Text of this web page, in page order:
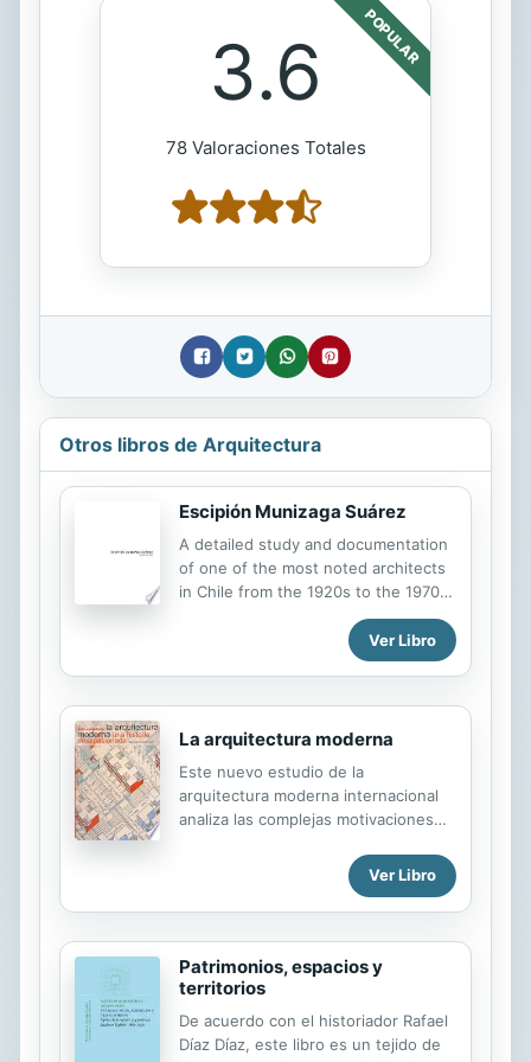
POPULAR
3.6
78 Valoraciones Totales
Otros libros de Arquitectura
Escipión Munizaga Suárez
A detailed study and documentation
of one of the most noted architects
in Chile from the 1920s to the 1970s.
The study puts his work into context
of the social environment of Chile
during those years. The architecture
residential, commericial and public
buildings that included theaters and
Ver Libro
La arquitectura moderna
Este nuevo estudio de la
arquitectura moderna internacional
analiza las complejas motivaciones
revolucionario y valora sus triunfos y
sus fracasos. Se reexamina asimismo
la obra de los principales arquitectos
del período, como Frank Lloyd
Wright, Adolf Loos, Le Corbusier y
Mies van der Rohe, a la vez que se
maestros reconocidos. Alan
Colquhoun analiza la evolución de
Ver Libro
Patrimonios, espacios y
territorios
De acuerdo con el historiador Rafael
Díaz Díaz, este libro es un tejido de